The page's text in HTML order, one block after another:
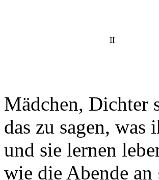
II
Mädchen, Dichter
das zu sagen, was
und sie lernen
wie die Abende an